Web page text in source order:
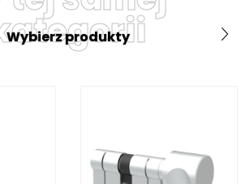
Wybierz produkty